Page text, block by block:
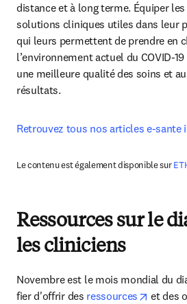
distance et à long terme. Équiper
solutions cliniques utiles dans leur
qui leurs permettent de prendre en
l’environnement actuel du COVID-
une meilleure qualité des soins et
résultats.
Retrouvez tous nos articles e-sante
Le contenu est également disponible sur
Ressources sur le
les cliniciens
Novembre est le mois mondial du
fier d'offrir des ressources opens
et des